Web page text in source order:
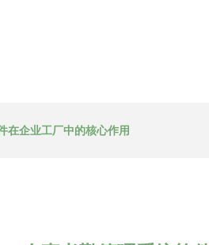
在企业工厂中的核心作用